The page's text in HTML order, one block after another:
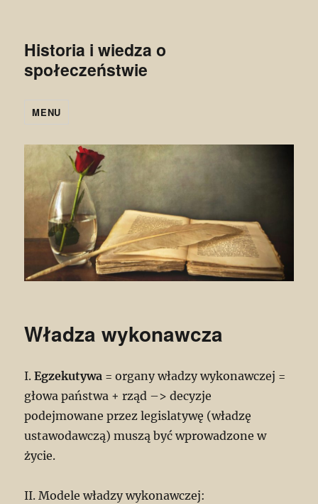
Historia i wiedza o
społeczeństwie
MENU
Władza wykonawcza
I.Egzekutywa = organy władzy wykonawczej =
głowa państwa + rząd –> decyzje
podejmowane przez legislatywę (władzę
ustawodawczą) muszą być wprowadzone w
życie.
II. Modele władzy wykonawczej: